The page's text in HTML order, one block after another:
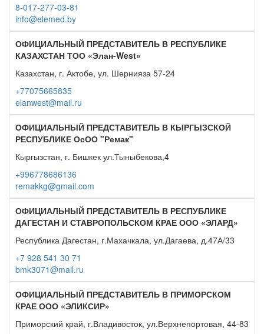
8-017-277-03-81
info@elemed.by
ОФИЦИАЛЬНЫЙ ПРЕДСТАВИТЕЛЬ В РЕСПУБЛИКЕ
КАЗАХСТАН ТОО «Элан-West»
Казахстан, г. Актобе, ул. Шернияза 57-24
+77075665835
elanwest@mail.ru
ОФИЦИАЛЬНЫЙ ПРЕДСТАВИТЕЛЬ В КЫРГЫЗСКОЙ
РЕСПУБЛИКЕ ОсОО "Ремак"
Кыргызстан, г. Бишкек ул.Тыныбекова,4
+996778686136
remakkg@gmail.com
ОФИЦИАЛЬНЫЙ ПРЕДСТАВИТЕЛЬ В РЕСПУБЛИКЕ
ДАГЕСТАН И СТАВРОПОЛЬСКОМ КРАЕ ООО «ЭЛАРД»
Республика Дагестан, г.Махачкала, ул.Дагаева, д.47А/33
+7 928 541 30 71
bmk3071@mail.ru
ОФИЦИАЛЬНЫЙ ПРЕДСТАВИТЕЛЬ В ПРИМОРСКОМ
КРАЕ ООО «ЭЛИКСИР»
Приморский край, г.Владивосток, ул.Верхнепортовая, 44-83